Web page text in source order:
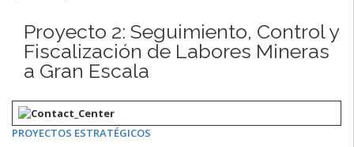
Proyecto 2: Seguimiento, Control y
Fiscalización de Labores Mineras
a Gran Escala
PROYECTOS ESTRATÉGICOS